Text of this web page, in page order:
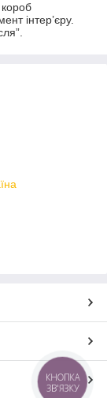
короб
інтер’єру.
КНОПКА
ЗВ'ЯЗКУ